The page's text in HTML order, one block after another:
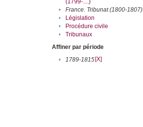
(1799-....)
• France. Tribunat (1800-1807)
•
Législation
•
Procédure civile
•
Tribunaux
Affiner par période
•
1789-1815[X]